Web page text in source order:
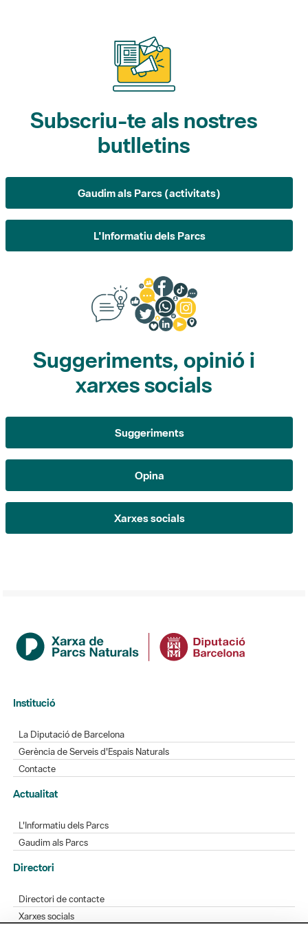
Subscriu-te als nostres
butlletins
Gaudim als Parcs (activitats)
L'Informatiu dels Parcs
Suggeriments, opinió i
xarxes socials
Suggeriments
Opina
Xarxes socials
Institució
Gerència de Serveis d'Espais Naturals
Actualitat
L'Informatiu dels Parcs
Gaudim als Parcs
Directori de contacte
Xarxes socials
Bústia de suggeriments
Opineu sobre els parcs